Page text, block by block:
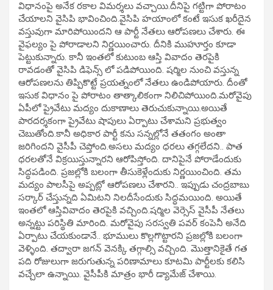
విధానంపై అనేక రకాల విమర్శలు వచ్చాయి.దీనిపై గట్టిగా పోరాటం
చేయాలని వైసిపి భావించింది.వైసిపి హయాంలో కంటే ఇసుక ఖరీదైన
వస్తువుగా మారిపోయిందని ఆ పార్టీ నేతలు ఆరోపణలు చేశారు. ఈ
వైఫల్యం పై పోరాడాలని నిర్ణయించారు. దీనికి ముహూర్తం కూడా
పెట్టుకున్నారు. కానీ ఇంతలో కుటుంబ ఆస్తి వివాదం తెరపైకి
రావడంతో వైసిపి డిఫెన్స్ లో పడిపోయింది. షర్మిల నుంచి వస్తున్న
ఆరోపణలను తిప్పికొట్టే ప్రయత్నంలో నేతలు ఉండిపోయారు. దీంతో
ఇసుక విధానం పై పోరాటం తాత్కాలికంగా నిలిచిపోయింది.మరోవైపు
ఏపీలో ప్రైవేటు మద్యం దుకాణాలు తెరుచుకున్నాయి.అయితే
పారదర్శకంగా ప్రైవేటు షాపులు ఏర్పాటు చేశామని ప్రభుత్వం
చెబుతోంది.కానీ అధికార పార్టీ కను సన్నల్లోనే తతంగం అంతా
జరిగిందని వైసీపీ చెప్తోంది.అసలు మద్యం ధరలు తగ్గలేదని.. పాత
ధరలతోనే విక్రయిస్తున్నారని ఆరోపిస్తోంది. దానిపైనే పోరాడేందుకు
సిద్ధపడింది. ప్రజల్లోకి బలంగా తీసుకెళ్లేందుకు నిర్ణయించింది. తమ
మద్యం పాలసీపై అప్పట్లో ఆరోపణలు చేశారని.. ఇప్పుడు చంద్రబాబు
సర్కార్ చేస్తున్నది ఏమిటని నిలదీసేందుకు సిద్ధమయింది. అయితే
ఇంతలో ఆస్తివివాదం తెరపైకి వచ్చింది.షర్మిల వెర్సెస్ వైసీపీ నేతలు
అన్నట్టు పరిస్థితి మారింది. మరోవైపు సరస్వతి పవర్ కంపెనీ అనేది
ఏర్పాటు చేయకుండానే.. భూములు కొల్లగొట్టారని ప్రజల్లోకి బలంగా
వెళ్ళింది. తద్వారా జగన్ వెనక్కి తగ్గాల్సి వచ్చింది. మొత్తానికైతే గత
పది రోజులుగా జరుగుతున్న పరిణామాలు కూటమి పార్టీలకు కలిసి
వచ్చేలా ఉన్నాయి. వైసీపీకి మాత్రం భారీ డ్యామేజ్ చేశాయి.